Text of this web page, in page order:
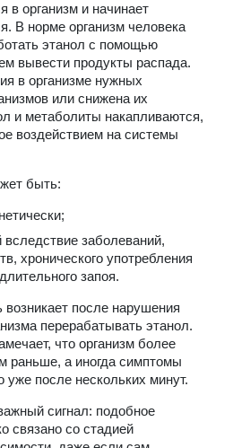
в организм и начинает
В норме организм человека
этанол с помощью
вывести продукты распада.
в организме нужных
или снижена их
и метаболиты накапливаются,
воздействием на системы
быть:
вследствие заболеваний,
хронического употребления
запоя.
возникает после нарушения
перерабатывать этанол.
что организм более
раньше, а иногда симптомы
уже после нескольких минут.
сигнал: подобное
связано со стадией